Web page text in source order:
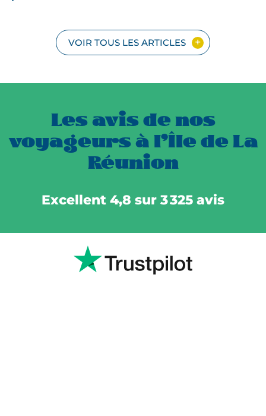
VOIR TOUS LES ARTICLES
Les avis de nos
voyageurs à l’Île de La
Réunion
Excellent 4,8 sur 3 325 avis